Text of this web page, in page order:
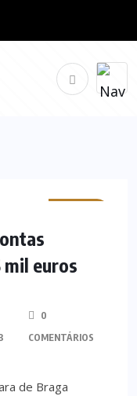
euros
0
COMENTÁRIOS
de Braga